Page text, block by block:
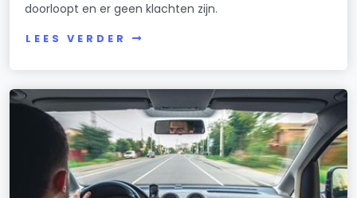
doorloopt en er geen klachten zijn.
LEES VERDER